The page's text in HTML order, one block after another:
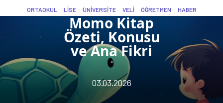
Momo Kitap
Özeti, Konusu
ve Ana Fikri
03.03.2026